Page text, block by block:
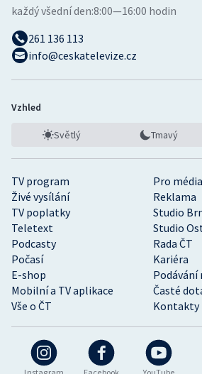
TV program
Pro média
Živé vysílání
Reklama
TV poplatky
Studio
Teletext
Studio
Podcasty
Rada ČT
Počasí
Kariéra
E-shop
Podávání
Mobilní a TV aplikace
Časté
Vše o ČT
Kontakty
každý všední den:8:00—16:00 hodin
261 136 113
info@ceskatelevize.cz
Vzhled
Světlý Tmavý